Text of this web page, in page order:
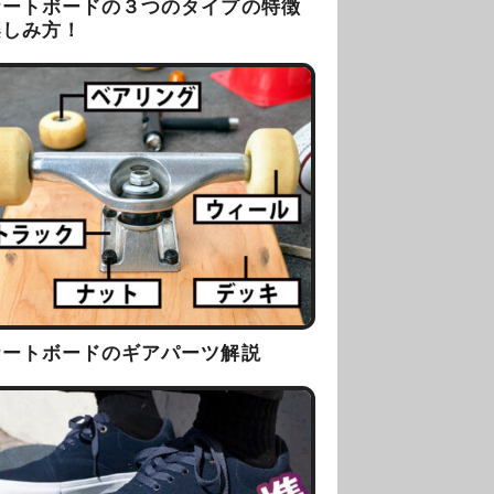
トボードの３つのタイプの特徴
み方！
トボードのギアパーツ解説